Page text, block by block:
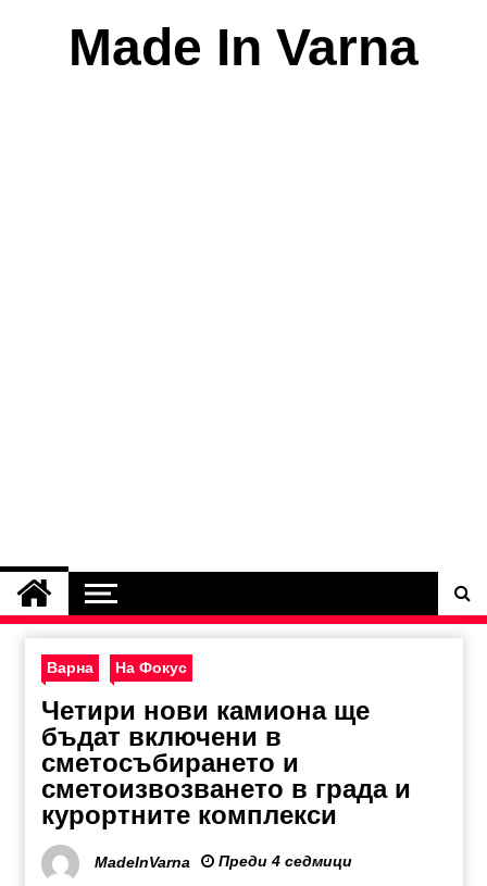
Made In Varna
Варна На Фокус
Четири нови камиона ще
бъдат включени в
сметосъбирането и
сметоизвозването в града и
курортните комплекси
MadeInVarna Преди 4 седмици